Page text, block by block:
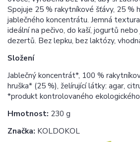
Spojuje 25 % rakytníkové šťávy, 25 %
jablečného koncentrátu. Jemná
ideální na pečivo, do kaší, jogurtů
dezertů. Bez lepku, bez laktózy,
Složení
Jablečný koncentrát*, 100 %
hruška* (25 %), želírující látky: agar,
*produkt kontrolovaného
Hmotnost: 230 g
Značka: KOLDOKOL